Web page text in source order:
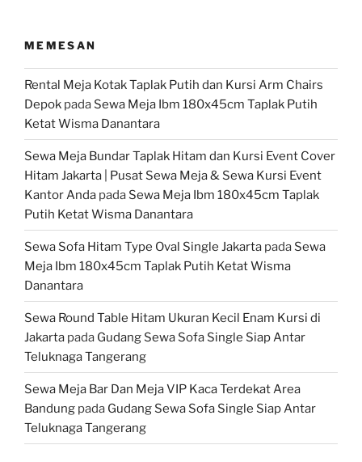
MEMESAN
Rental Meja Kotak Taplak Putih dan Kursi Arm Chairs
Depok pada Sewa Meja Ibm 180x45cm Taplak Putih
Ketat Wisma Danantara
Sewa Meja Bundar Taplak Hitam dan Kursi Event Cover
Hitam Jakarta | Pusat Sewa Meja & Sewa Kursi Event
Kantor Anda pada Sewa Meja Ibm 180x45cm Taplak
Putih Ketat Wisma Danantara
Sewa Sofa Hitam Type Oval Single Jakarta pada Sewa
Meja Ibm 180x45cm Taplak Putih Ketat Wisma
Danantara
Sewa Round Table Hitam Ukuran Kecil Enam Kursi di
Jakarta pada Gudang Sewa Sofa Single Siap Antar
Teluknaga Tangerang
Sewa Meja Bar Dan Meja VIP Kaca Terdekat Area
Bandung pada Gudang Sewa Sofa Single Siap Antar
Teluknaga Tangerang